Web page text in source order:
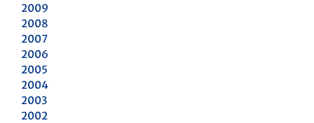
2009
2008
2007
2006
2005
2004
2003
2002